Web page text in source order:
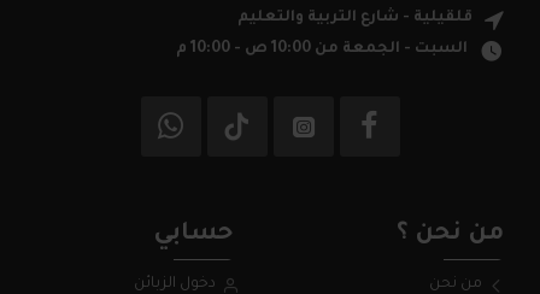
قلقيلية - شارع التربية والتعليم
السبت - الجمعة من 10:00 ص - 10:00 م
من نحن ؟
من نحن
حسابي
دخول الزبائن